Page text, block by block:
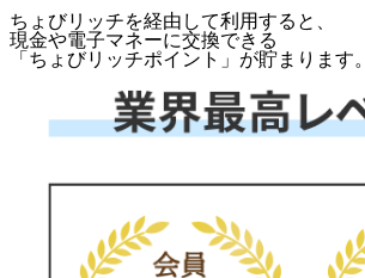
ちょびリッチを経由して利用すると、
現金や電子マネーに交換できる
「 ちょびリッチポイント 」が貯まります。